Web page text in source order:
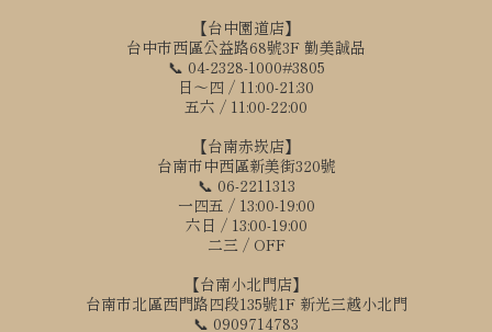
【台中園道店】
台中市西區公益路68號3F 勤美誠品
📞 04-2328-1000#3805
日～四 / 11:00-21:30
五六 / 11:00-22:00
【台南赤崁店】
台南市中西區新美街320號
📞 06-2211313
一四五 / 13:00-19:00
六日 / 13:00-19:00
二三 / OFF
【台南小北門店】
台南市北區西門路四段135號1F 新光三越小北門
📞 0909714783